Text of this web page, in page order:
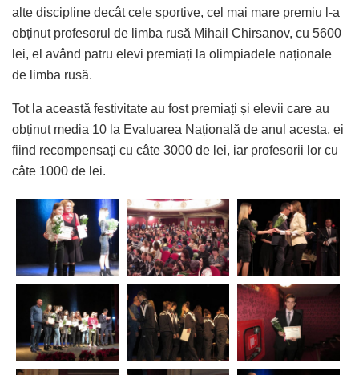
alte discipline decât cele sportive, cel mai mare premiu l-a
obținut profesorul de limba rusă Mihail Chirsanov, cu 5600
lei, el având patru elevi premiați la olimpiadele naționale
de limba rusă.
Tot la această festivitate au fost premiați și elevii care au
obținut media 10 la Evaluarea Națională de anul acesta, ei
fiind recompensați cu câte 3000 de lei, iar profesorii lor cu
câte 1000 de lei.